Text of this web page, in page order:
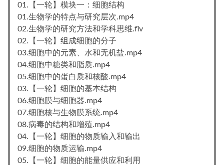
01.【一轮】模块一：细胞结构
01.生物学的特点与研究层次.mp4
02.生物学的研究方法和学科思维.flv
02.【一轮】组成细胞的分子
03.细胞中的元素、水和无机盐.mp4
04.细胞中糖类和脂质.mp4
05.细胞中的蛋白质和核酸.mp4
03.【一轮】细胞的基本结构
06.细胞膜与细胞器.mp4
07.细胞核与生物膜系统.mp4
08.病毒的结构和增殖.mp4
04.【一轮】细胞的物质输入和输出
09.细胞的物质运输.mp4
05.【一轮】细胞的能量供应和利用